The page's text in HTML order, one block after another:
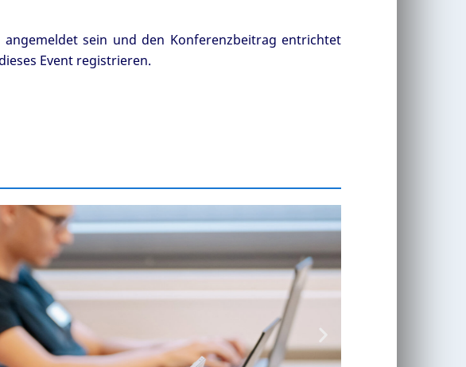
angemeldet sein und den Konferenzbeitrag entrichtet
Event registrieren.